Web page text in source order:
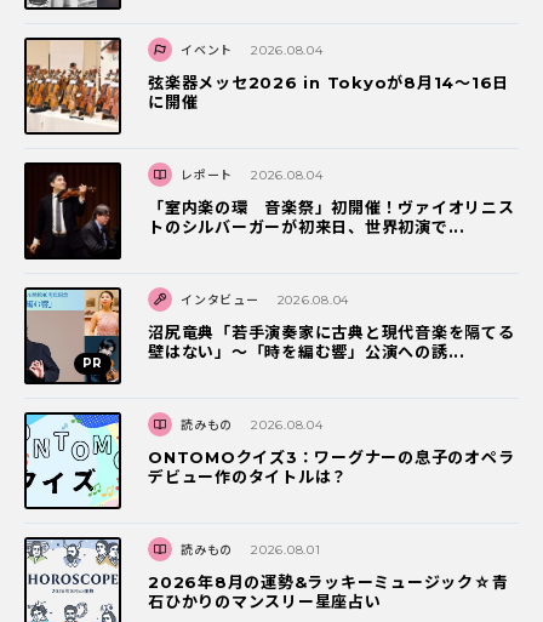
イベント 2026.08.04
弦楽器メッセ2026 in Tokyoが8月14～16日
に開催
レポート 2026.08.04
「室内楽の環 音楽祭」初開催！ヴァイオリニス
トのシルバーガーが初来日、世界初演で...
インタビュー 2026.08.04
沼尻竜典「若手演奏家に古典と現代音楽を隔てる
壁はない」～「時を編む響」公演への誘...
読みもの 2026.08.04
ONTOMOクイズ3：ワーグナーの息子のオペラ
デビュー作のタイトルは？
読みもの 2026.08.01
2026年8月の運勢&ラッキーミュージック☆青
石ひかりのマンスリー星座占い